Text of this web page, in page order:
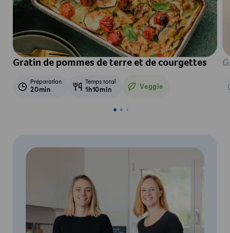
Gratin de pommes de terre et de courgettes
Préparation
20min
Temps total
1h10min Veggie
Veggie